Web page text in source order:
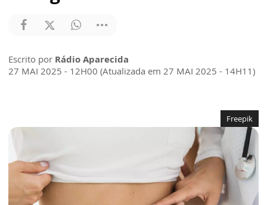
Escrito por Rádio Aparecida
27 MAI 2025 - 12H00 (Atualizada em 27 MAI 2025 - 14H11)
Freepik